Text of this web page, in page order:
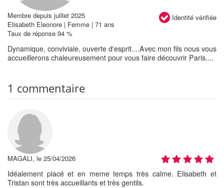
Identité vérifiée
Membre depuis juillet 2025
Elisabeth Eleonore | Femme | 71 ans
Taux de réponse 94 %
Dynamique, conviviale, ouverte d'esprit....Avec mon fils nous vous
accueillerons chaleureusement pour vous faire découvrir Paris....
1 commentaire
MAGALI, le 25/04/2026
Idéalement placé et en meme temps très calme. Elisabeth et
Tristan sont très accueillants et très gentils.